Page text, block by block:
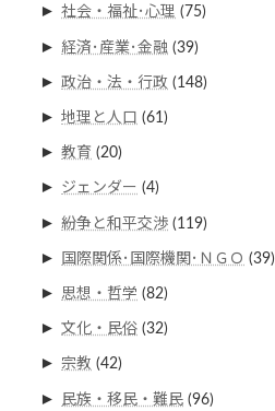
► 社会・福祉･心理 (75)
► 経済･産業･金融 (39)
► 政治・法・行政 (148)
► 地理と人口 (61)
► 教育 (20)
► ジェンダー (4)
► 紛争と和平交渉 (119)
► 国際関係･国際機関･ＮＧＯ (39)
► 思想・哲学 (82)
► 文化・民俗 (32)
► 宗教 (42)
► 民族・移民・難民 (96)